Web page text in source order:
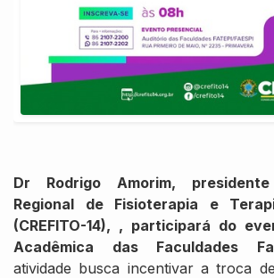
Dr Rodrigo Amorim,
Regional de Fisioterapia e
(CREFITO-14), , participará do
Acadêmica das Faculdades
atividade busca incentivar a troca